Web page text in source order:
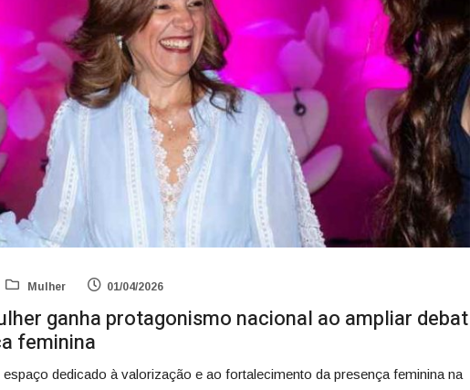
Mulher 01/04/2026
ganha protagonismo nacional ao ampliar debat
feminina
dedicado à valorização e ao fortalecimento da presença feminina na